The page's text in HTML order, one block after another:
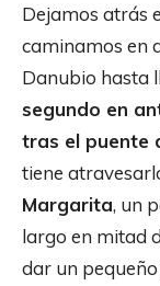
Dejamos atrás
caminamos en
Danubio hasta
segundo en
tras el puente
tiene
Margarita, un
largo en mitad
dar un